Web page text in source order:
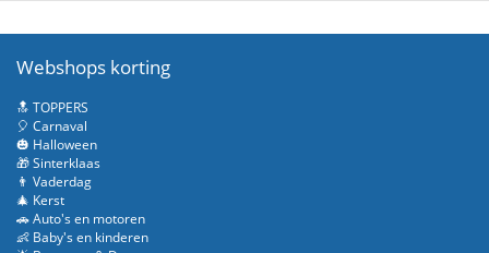
Webshops korting
🔝 TOPPERS
🎈 Carnaval
🎃 Halloween
🎁 Sinterklaas
👨 Vaderdag
🎄 Kerst
🚗 Auto's en motoren
👶 Baby's en kinderen